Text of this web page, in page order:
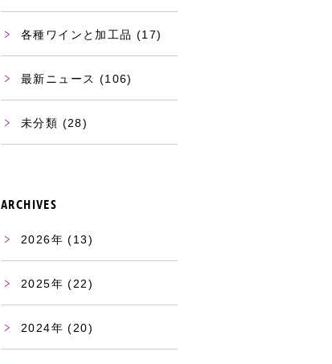
各種ワインと加工品 (17)
最新ニュース (106)
未分類 (28)
ARCHIVES
2026 (13)
2025 (22)
2024 (20)